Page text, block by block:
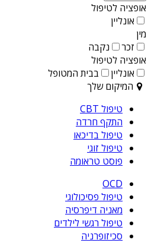
אופציה לטיפול
אונליין
מין
זכר
נקבה
אופציה לטיפול
אונליין
בבית המטופל
המיקום שלך
טיפול CBT
התקף חרדה
טיפול בדיכאו
טיפול זוגי
פוסט טראומה
OCD
טיפול פסיכולוגי
מאניה דיפרסיה
טיפול רגשי לילדים
סכיזופרניה